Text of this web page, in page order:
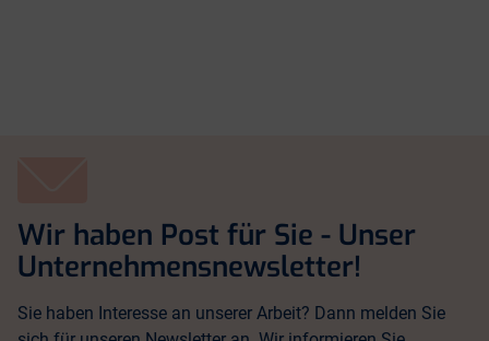
Wir haben Post für Sie - Unser
Unternehmensnewsletter!
Sie haben Interesse an unserer Arbeit? Dann melden Sie